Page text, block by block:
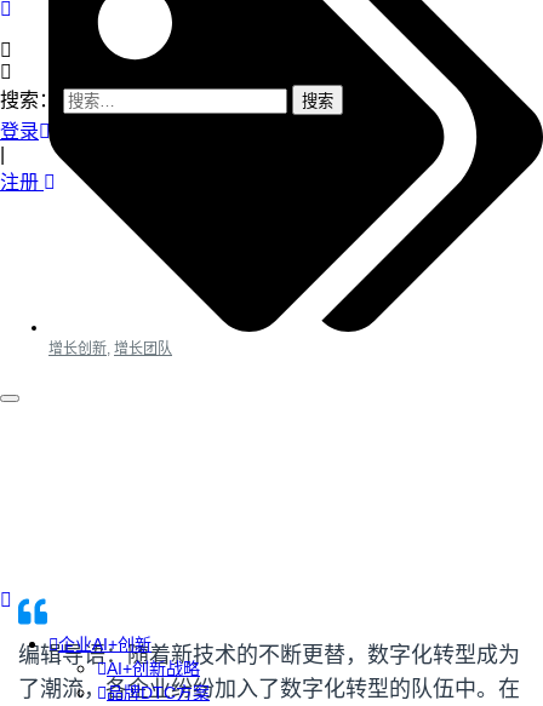
搜索：
登录
注册
企业AI+创新
AI+创新战略
品牌DTC方案
增长创新 增长团队
编辑导语：随着新技术的不断更替，数字化转型成为
了潮流，各企业纷纷加入了数字化转型的队伍中。在